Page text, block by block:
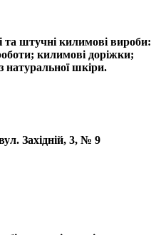
та штучні килимові вироби:
килимові доріжки;
шкіри.
Західній, 3, № 9